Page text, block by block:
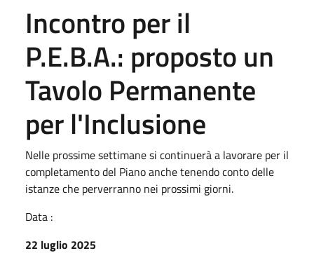
Incontro per il
P.E.B.A.: proposto un
Tavolo Permanente
per l'Inclusione
Nelle prossime settimane si continuerà a lavorare per il
completamento del Piano anche tenendo conto delle
istanze che perverranno nei prossimi giorni.
Data :
22 luglio 2025